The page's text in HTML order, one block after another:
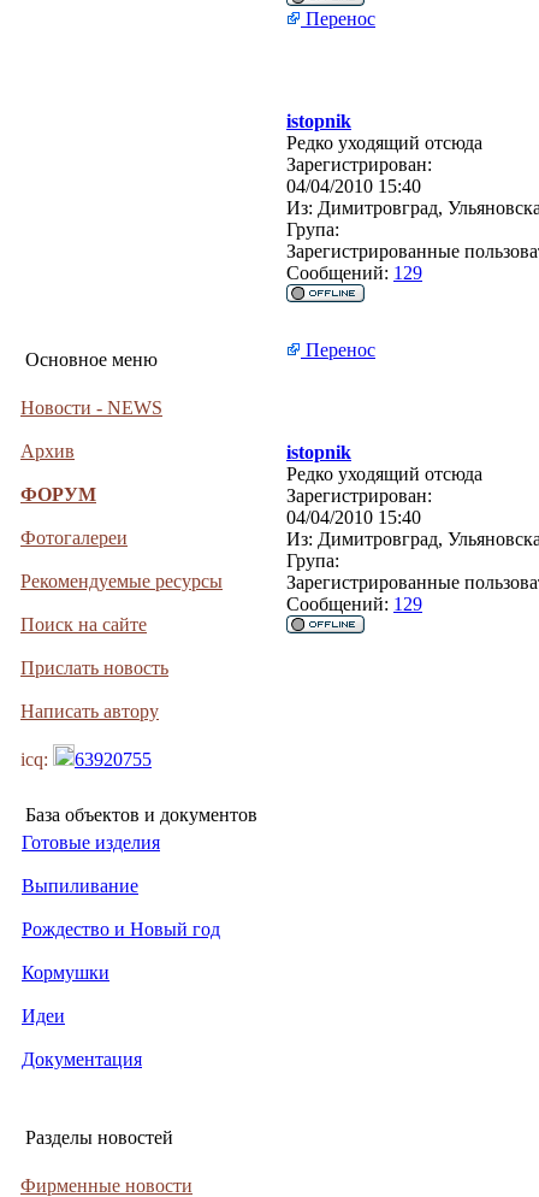
Основное меню
Новости - NEWS
Архив
ФОРУМ
Фотогалереи
Рекомендуемые ресурсы
Поиск на сайте
Прислать новость
Написать автору
icq: 63920755
База объектов и документов
Готовые изделия
Выпиливание
Рождество и Новый год
Кормушки
Идеи
Документация
Разделы новостей
Фирменные новости
Перенос
istopnik
Редко уходящий отсюда
Зарегистрирован:
04/04/2010 15:40
Из: Димитровград,
Група:
Зарегистрированные
Сообщений: 129
Перенос
istopnik
Редко уходящий отсюда
Зарегистрирован:
04/04/2010 15:40
Из: Димитровград,
Група:
Зарегистрированные
Сообщений: 129